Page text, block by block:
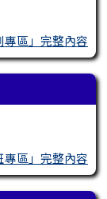
區」完整內容
區」完整內容